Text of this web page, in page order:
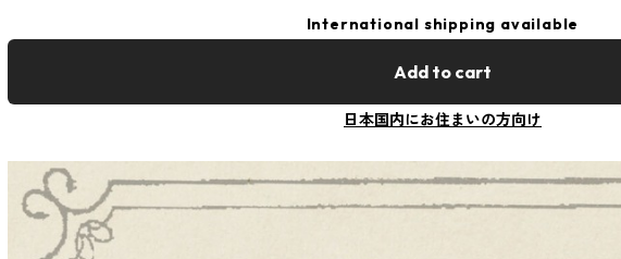
International shipping available
Add to cart
日本国内にお住まいの方向け